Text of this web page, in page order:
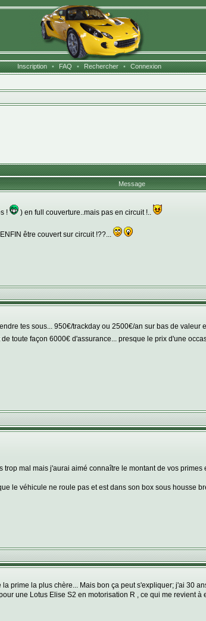
Inscription • FAQ • Rechercher • Connexion
Message
!
) en full couverture..mais pas en circuit !..
être couvert sur circuit !??...
tes sous... 950€/trackday ou 2500€/an sur bas de valeur
toute façon 6000€ d'assurance... presque le prix d'une
mal mais j'aurai aimé connaître le montant de vos
le véhicule ne roule pas et est dans son box sous housse
prime la plus chère... Mais bon ça peut s'expliquer; j'ai 30
une Lotus Elise S2 en motorisation R , ce qui me revient